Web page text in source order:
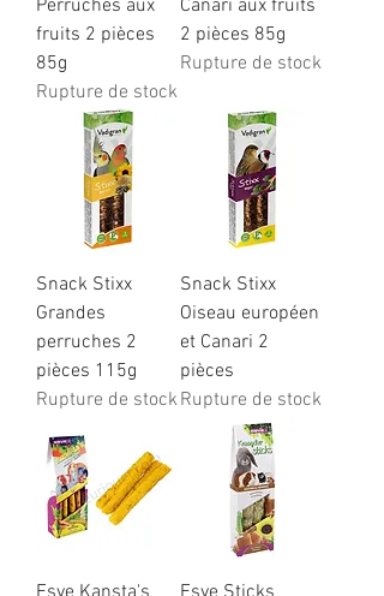
Perruches aux
fruits 2 pièces
85g
Rupture de stock
Canari aux fruits
2 pièces 85g
Rupture de stock
Snack Stixx
Grandes
perruches 2
pièces 115g
Rupture de stock
Snack Stixx
Oiseau européen
et Canari 2
pièces
Rupture de stock